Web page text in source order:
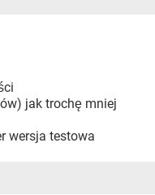
jak trochę mniej
wersja testowa